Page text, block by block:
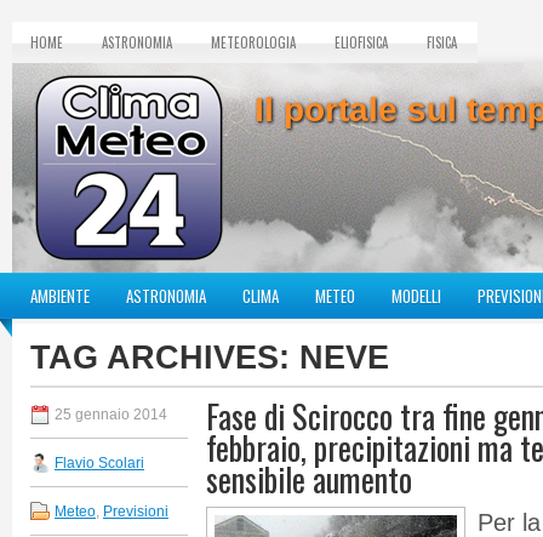
HOME ASTRONOMIA METEOROLOGIA ELIOFISICA FISICA
Il portale sul
AMBIENTE ASTRONOMIA CLIMA METEO MODELLI
TAG ARCHIVES: NEVE
25 gennaio 2014
Flavio Scolari
Meteo, Previsioni
Fase di Scirocco tra fine
febbraio, precipitazioni ma
sensibile aumento
Per